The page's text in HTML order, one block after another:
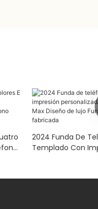
2024 Funda De
Templado Con
Fabricada